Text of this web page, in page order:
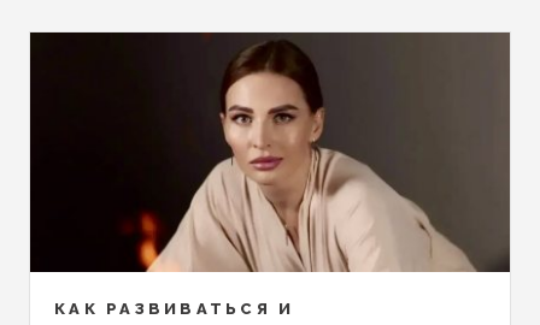
КАК РАЗВИВАТЬСЯ И